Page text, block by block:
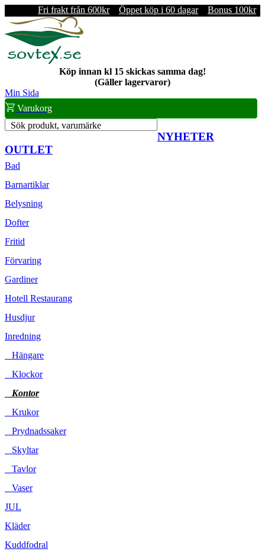
Fri frakt från 600kr Öppet köp i 60 dagar Bonus 100kr
Köp innan kl 15 skickas samma dag!
(Gäller lagervaror)
Min Sida
Varukorg
Sök produkt, varumärke
NYHETER
OUTLET
Bad
Barnartiklar
Belysning
Dofter
Fritid
Förvaring
Gardiner
Hotell Restaurang
Husdjur
Inredning
Hängare
Klockor
Kontor
Krukor
Prydnadssaker
Skyltar
Tavlor
Vaser
JUL
Kläder
Kuddfodral